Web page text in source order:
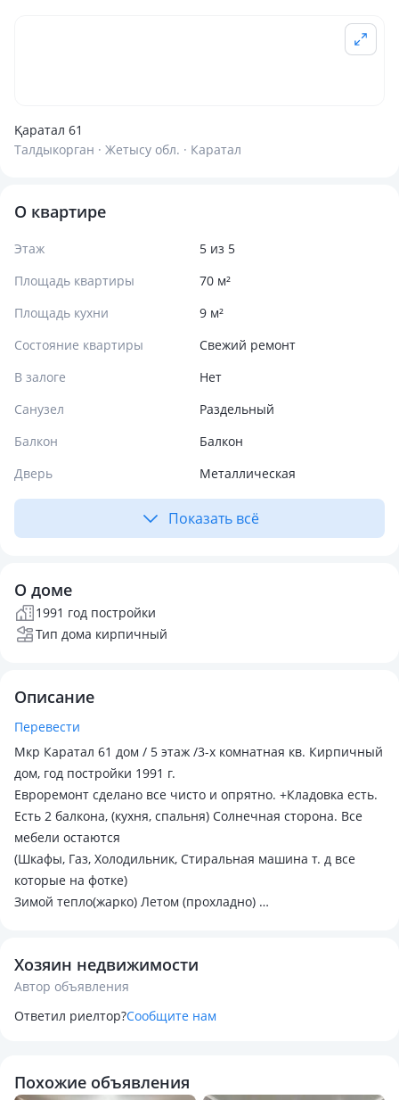
Қаратал 61
Талдыкорган · Жетысу обл. · Каратал
О квартире
Этаж
5 из 5
Площадь квартиры
70 м²
Площадь кухни
9 м²
Состояние квартиры
Свежий ремонт
В залоге
Нет
Санузел
Раздельный
Балкон
Балкон
Дверь
Металлическая
Показать всё
О доме
1991 год постройки
Тип дома кирпичный
Описание
Перевести
Мкр Каратал 61 дом / 5 этаж /3-х комнатная кв. Кирпичный
дом, год постройки 1991 г.
Евроремонт сделано все чисто и опрятно. +Кладовка есть.
Есть 2 балкона, (кухня, спальня) Солнечная сторона. Все
мебели остаются
(Шкафы, Газ, Холодильник, Стиральная машина т. д все
которые на фотке)
Зимой тепло(жарко) Летом (прохладно)
Соседи вежливые, и не шумят.
Окончательная цена 28, 3🍋 тг
Причина продажи работа в другом городе, срочный
Қаратал ш/а 61 үй, 5 этаж, 3 бөлмелі пәтер. Үй кірпіштен
тұрғызылған.
Хозяин недвижимости
Автор объявления
Ответил риелтор?Сообщите нам
Похожие объявления